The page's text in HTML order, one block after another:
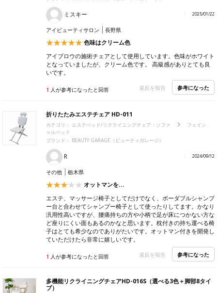
ミスキー 2025/01/22
アイビューティサロン 長野県
色味はクリーム色
アイブロウの施術チェアとして使用しています。色味がホワイト
となっていましたが、クリーム色です。 高級感がありとても良
いです。
1 人が参考になったと回答 違反を報告 参考になった
折りたたみエステチェア HD-011
カテゴリ： エステベッド/リクライニングチェア・ソファ
フェイシ
ャルベッド
ブランド： BEAUTY GARAGE（ビューティガレージ）
R 2024/09/12
その他 栃木県
オットマンを...
エステ、マッサージ椅子としてだけでなく、ポーダブルシャンプ
ー台と合わせてシャンプー椅子として使ったりしてます。かなり
汎用性高いですが、腰痛持ちの方や小柄で足が床につかない方な
ど座りにくい面もあるのかなと思います。枕付きの持ち運べる椅
子はとても希少なのでありがたいです。オットマン付きを開発し
ていただけたら非常に嬉しいです。
1 人が参考になったと回答 違反を報告 参考になった
多機能リクライニングチェアHD-016S（選べる3色＋脚部8タイ
プ）